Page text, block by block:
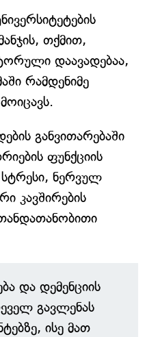
თქმით,
დაავადებაა,
რამდენიმე
განვითარებაში
ფუნქციის
ნერვულ
კავშირების
და დემენციის
გავლენას
ისე მათ